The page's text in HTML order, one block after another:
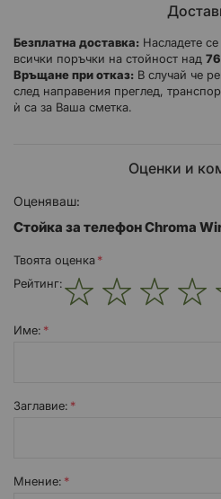
Позволява вентилация на
възможността от прегряване.
Безплатна доставка: Насладете
всички поръчки на стойност над
Връщане при отказ: В случай че
след направения преглед,
ѝ са за Ваша сметка.
Оценки и
Оценяваш:
Стойка за телефон Chroma
Твоята оценка
Рейтинг:
Име:
Заглавиe:
Мнение: